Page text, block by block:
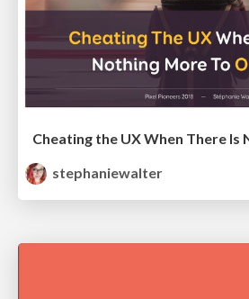
stephaniewalter